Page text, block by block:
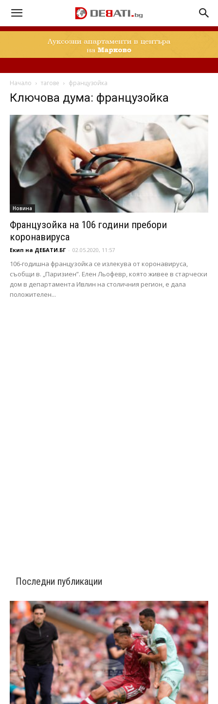
Начало тагове французойка
Ключова дума: французойка
Новина
Французойка на 106 години пребори
коронавируса
Екип на ДЕБАТИ.БГ - 02.05.2020, 11:57
106-годишна французойка се излекува от коронавируса,
съобщи в. „Паризиен”. Елен Льофевр, която живее в старчески
дом в департамента Ивлин на столичния регион, е дала
положителен...
Последни публикации